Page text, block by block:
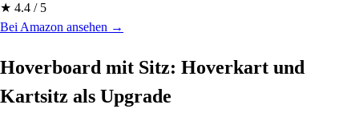
★ 4.4 / 5
Bei Amazon ansehen →
Hoverboard mit Sitz: Hoverkart und
Kartsitz als Upgrade